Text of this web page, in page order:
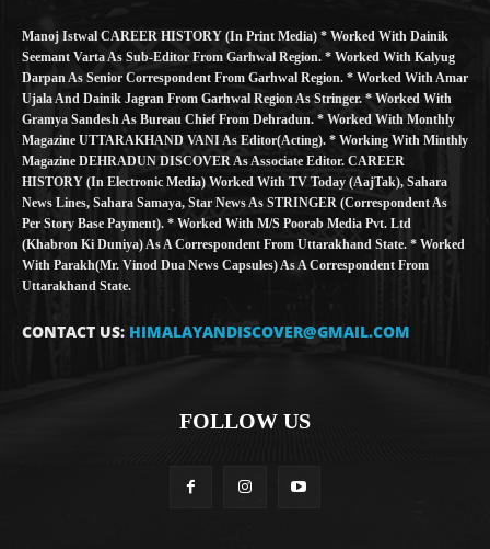
Manoj Istwal CAREER HISTORY (in Print Media) * Worked With Dainik
Seemant Varta As Sub-Editor From Garhwal Region. * Worked With Kalyug
Darpan As Senior Correspondent From Garhwal Region. * Worked With Amar
Ujala And Dainik Jagran From Garhwal Region As Stringer. * Worked With
Gramya Sandesh As Bureau Chief From Dehradun. * Worked With Monthly
Magazine UTTARAKHAND VANI As Editor(Acting). * Working With Minthly
Magazine DEHRADUN DISCOVER As Associate Editor. CAREER
HISTORY (in Electronic Media) Worked With TV Today (AajTak), Sahara
News Lines, Sahara Samaya, Star News As STRINGER (Correspondent As
Per Story Base Payment). * Worked With M/S Poorab Media Pvt. Ltd
(Khabron Ki Duniya) As A Correspondent From Uttarakhand State. * Worked
With Parakh(Mr. Vinod Dua News Capsules) As A Correspondent From
Uttarakhand State.
CONTACT US: HIMALAYANDISCOVER@GMAIL.COM
FOLLOW US